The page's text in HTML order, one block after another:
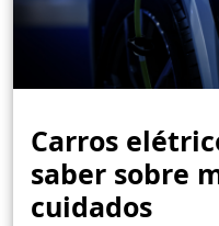
Carros
saber sobre
cuidados